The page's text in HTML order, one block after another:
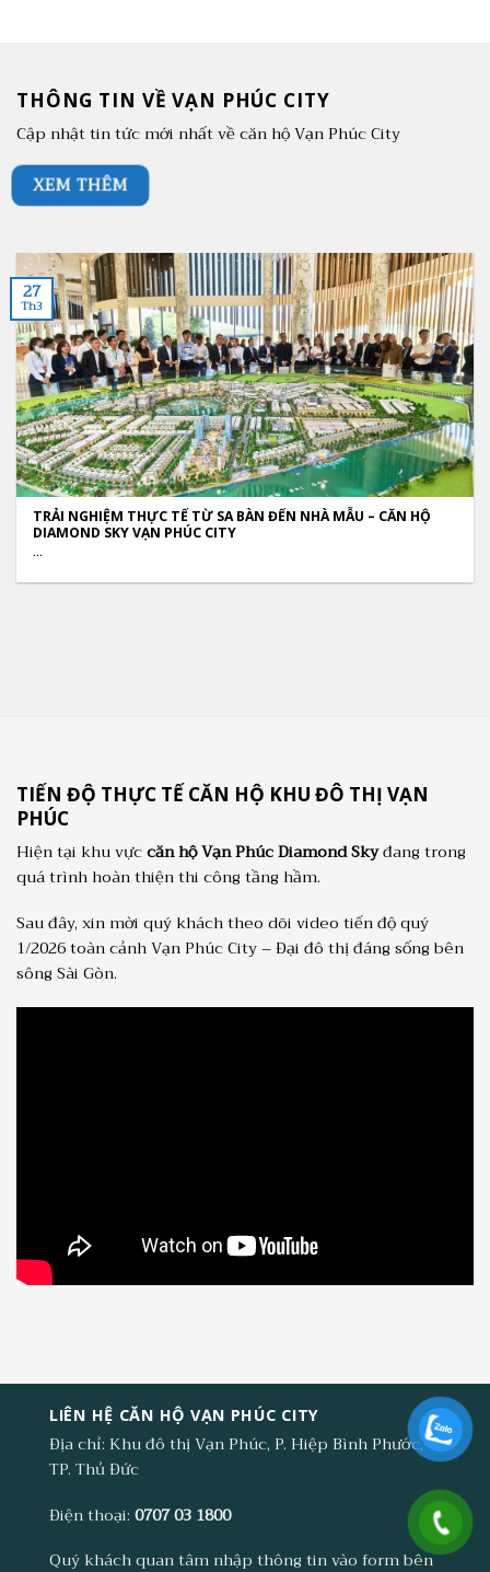
THÔNG TIN VỀ VẠN PHÚC CITY
Cập nhật tin tức mới nhất về căn hộ Vạn Phúc City
XEM THÊM
TRẢI NGHIỆM THỰC TẾ TỪ SA BÀN ĐẾN NHÀ MẪU – CĂN HỘ
DIAMOND SKY VẠN PHÚC CITY
...
27
Th3
TIẾN ĐỘ THỰC TẾ CĂN HỘ KHU ĐÔ THỊ VẠN
PHÚC
Hiện tại khu vựccăn hộ Vạn Phúc Diamond Skyđang trong
quá trình hoàn thiện thi công tầng hầm.
Sau đây, xin mời quý khách theo dõi video tiến độ quý
1/2026 toàn cảnh Vạn Phúc City – Đại đô thị đáng sống bên
sông Sài Gòn.
LIÊN HỆ CĂN HỘ VẠN PHÚC CITY
Địa chỉ: Khu đô thị Vạn Phúc, P. Hiệp Bình Phước,
TP. Thủ Đức
Điện thoại: 0707 03 1800
Quý khách quan tâm nhập thông tin vào form bên